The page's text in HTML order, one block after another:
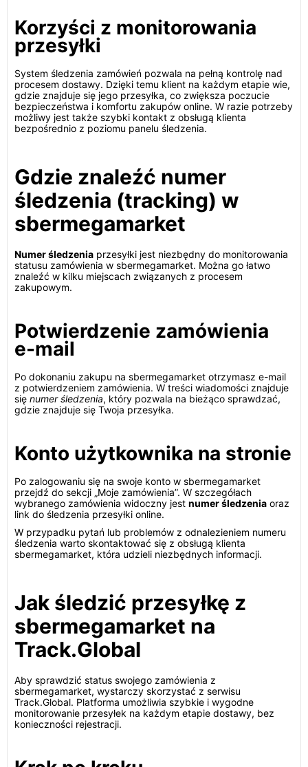
Korzyści z monitorowania
przesyłki
System śledzenia zamówień pozwala na pełną kontrolę nad
procesem dostawy. Dzięki temu klient na każdym etapie wie,
gdzie znajduje się jego przesyłka, co zwiększa poczucie
bezpieczeństwa i komfortu zakupów online. W razie potrzeby
możliwy jest także szybki kontakt z obsługą klienta
bezpośrednio z poziomu panelu śledzenia.
Gdzie znaleźć numer
śledzenia (tracking) w
sbermegamarket
Numer śledzenia przesyłki jest niezbędny do monitorowania
statusu zamówienia w sbermegamarket. Można go łatwo
znaleźć w kilku miejscach związanych z procesem
zakupowym.
Potwierdzenie zamówienia
e-mail
Po dokonaniu zakupu na sbermegamarket otrzymasz e-mail
z potwierdzeniem zamówienia. W treści wiadomości znajduje
się numer śledzenia, który pozwala na bieżąco sprawdzać,
gdzie znajduje się Twoja przesyłka.
Konto użytkownika na stronie
Po zalogowaniu się na swoje konto w sbermegamarket
przejdź do sekcji „Moje zamówienia”. W szczegółach
wybranego zamówienia widoczny jest numer śledzenia oraz
link do śledzenia przesyłki online.
W przypadku pytań lub problemów z odnalezieniem numeru
śledzenia warto skontaktować się z obsługą klienta
sbermegamarket, która udzieli niezbędnych informacji.
Jak śledzić przesyłkę z
sbermegamarket na
Track.Global
Aby sprawdzić status swojego zamówienia z
sbermegamarket, wystarczy skorzystać z serwisu
Track.Global. Platforma umożliwia szybkie i wygodne
monitorowanie przesyłek na każdym etapie dostawy, bez
konieczności rejestracji.